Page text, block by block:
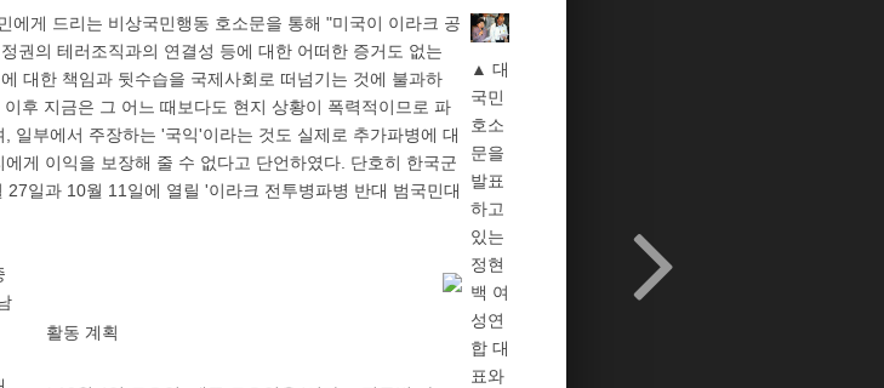
▲ 대
국민
호소
문을
발표
하고
있는
정현
백 여
성연
합 대
표와
에게 드리는 비상국민행동 호소문을 통해 "미국이 이라크 공
권의 테러조직과의 연결성 등에 대한 어떠한 증거도 없는
대한 책임과 뒷수습을 국제사회로 떠넘기는 것에 불과하
후 지금은 그 어느 때보다도 현지 상황이 폭력적이므로 파
일부에서 주장하는 '국익'이라는 것도 실제로 추가파병에 대
게 이익을 보장해 줄 수 없다고 단언하였다. 단호히 한국군
일과 10월 11일에 열릴 '이라크 전투병파병 반대 범국민대
활동 계획